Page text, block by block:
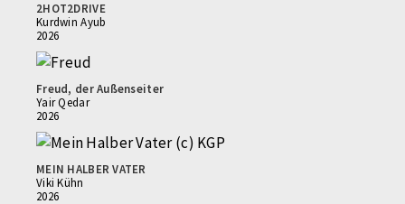
2HOT2DRIVE
Kurdwin Ayub
2026
Freud, der Außenseiter
Yair Qedar
2026
MEIN HALBER VATER
Viki Kühn
2026